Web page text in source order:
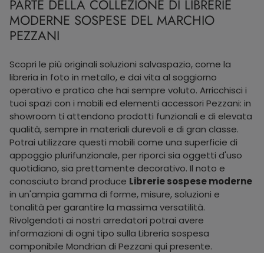
PARTE DELLA COLLEZIONE DI LIBRERIE
MODERNE SOSPESE DEL MARCHIO
PEZZANI
Scopri le più originali soluzioni salvaspazio, come la
libreria in foto in metallo, e dai vita al soggiorno
operativo e pratico che hai sempre voluto. Arricchisci i
tuoi spazi con i mobili ed elementi accessori Pezzani: in
showroom ti attendono prodotti funzionali e di elevata
qualità, sempre in materiali durevoli e di gran classe.
Potrai utilizzare questi mobili come una superficie di
appoggio plurifunzionale, per riporci sia oggetti d'uso
quotidiano, sia prettamente decorativo. Il noto e
conosciuto brand produce Librerie sospese moderne
in un'ampia gamma di forme, misure, soluzioni e
tonalità per garantire la massima versatilità.
Rivolgendoti ai nostri arredatori potrai avere
informazioni di ogni tipo sulla Libreria sospesa
componibile Mondrian di Pezzani qui presente.